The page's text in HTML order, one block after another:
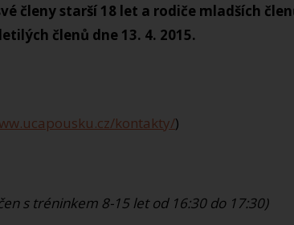
členy starší 18 let a rodiče mladších
členů dne 13. 4. 2015.
kontakty/)
s tréninkem 8-15 let od 16:30 do 17:30)